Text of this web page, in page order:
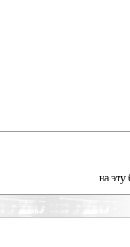
на эту